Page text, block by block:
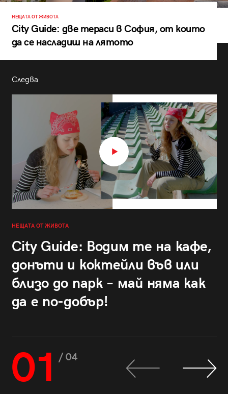
НЕЩАТА ОТ ЖИВОТА
City Guide: две тераси в София, от които
да се насладиш на лятото
Следва
НЕЩАТА ОТ ЖИВОТА
City Guide: Водим те на кафе,
донъти и коктейли във или
близо до парк – май няма как
да е по-добър!
01 / 04